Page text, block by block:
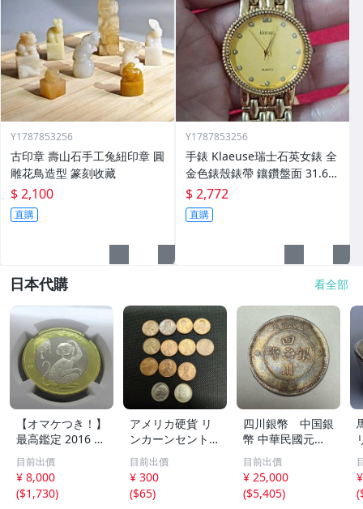
Y1787853256
古印章 壽山石手工兔紐印章 圓
雕花鳥造型 篆刻收藏
$ 2,100
直購
Y1787853256
手錶 Klaeuse瑞士石英女錶 全
金色錶殼錶帶 鑲鑽盤面 31.6m
m
$ 2,772
直購
日本代購 看全部
【オマケつき！】
最高鑑定 2016 中
国 10元 申年 猿
バイメタル NGC
MS69PL プルーフ
ライク 初期発行
目前出價
¥ 8,000
($1,730)
アメリカ硬貨 リ
ンカーンセント
他13枚セット 外
国コイン 古銭 コ
レクション
目前出價
¥ 300
($65)
四川銀幣 中国銀
幣 中華民國元年
軍政府造 壹圓 古
銭 銀貨 アンティ
ーク
目前出價
¥ 25,000
($5,405)
(